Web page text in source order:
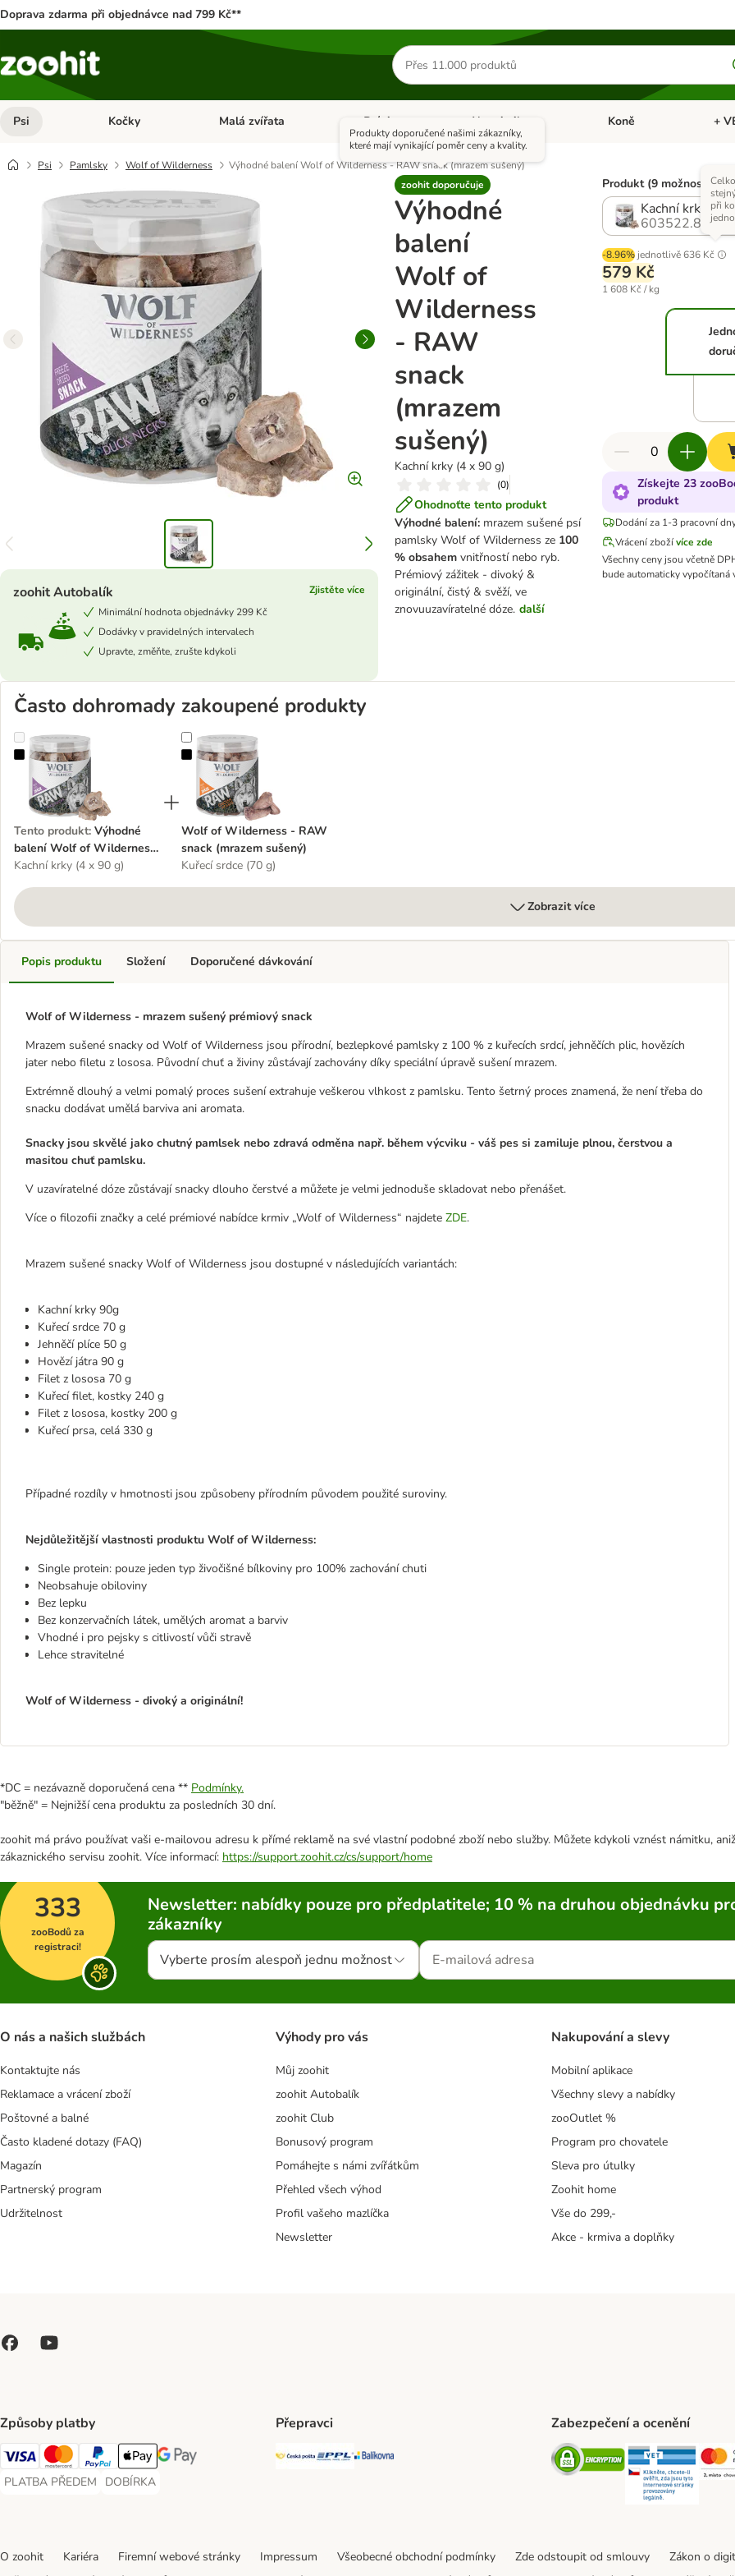
Doprava zdarma při objednávce nad 799 Kč**
Hledat
produkty
Psi Otevřít menu: Psi
Kočky Otevřít menu: Kočky
Malá zvířata Otevřít menu: Malá zvířata
Ptáci Otevřít menu: Ptáci
Akvaristika Otevřít menu: Akvaristika
Koně +
Psi Pamlsky Wolf of Wilderness
Výhodné balení Wolf of Wilderness - RAW snack (mrazem sušený)
zoohit doporučuje
Produkty doporučené našimi zákazníky,
které mají vynikající poměr ceny a kvality.
Výhodné
balení
Wolf of
Wilderness
- RAW
snack
(mrazem
sušený)
Kachní krky (4 x 90 g)
(0)
Ohodnoťte tento produkt
Výhodné balení:mrazem sušené psí
pamlsky Wolf of Wilderness ze 100
% obsahemvnitřností nebo ryb.
Prémiový zážitek - divoký &
originální, čistý & svěží, ve
znovuuzavíratelné dóze. další
zoohit Autobalík
Zjistěte více
Minimální hodnota objednávky 299 Kč
Dodávky v pravidelných intervalech
Upravte, změňte, zrušte kdykoli
Produkt (9 možností)
Kachní krky (4 x
603522.8
-8.96% jednotlivě 636 Kč
při
579 Kč
1 608 Kč / kg
Získejte 23
produkt
Dodání za 1-3 pracovní
Vrácení zbožívíce zde
Všechny ceny jsou včetně
bude automaticky vypočítaná
Často dohromady zakoupené produkty
Výhodné balení Wolf of Wilderness - RAW snack (mrazem sušený)
Tento produkt: Výhodné
balení Wolf of Wilderness
- RAW snack (mrazem
Kachní krky (4 x 90 g)
Wolf of Wilderness - RAW snack (mrazem sušený)
Wolf of Wilderness - RAW
snack (mrazem sušený)
Kuřecí srdce (70 g)
Zobrazit více
Popis produktu
Wolf of Wilderness - mrazem sušený prémiový snack
Mrazem sušené snacky od Wolf of Wilderness jsou přírodní, bezlepkové pamlsky z 100 % z kuřecích srdcí, jehněčích plic, hovězích
jater nebo filetu z lososa. Původní chuť a živiny zůstávají zachovány díky speciální úpravě sušení mrazem.
Extrémně dlouhý a velmi pomalý proces sušení extrahuje veškerou vlhkost z pamlsku. Tento šetrný proces znamená, že není třeba do
snacku dodávat umělá barviva ani aromata.
Snacky jsou skvělé jako chutný pamlsek nebo zdravá odměna např. během výcviku - váš pes si zamiluje plnou, čerstvou a
masitou chuť pamlsku.
V uzavíratelné dóze zůstávají snacky dlouho čerstvé a můžete je velmi jednoduše skladovat nebo přenášet.
Více o filozofii značky a celé prémiové nabídce krmiv „Wolf of Wilderness“ najdete ZDE.
Mrazem sušené snacky Wolf of Wilderness jsou dostupné v následujících variantách:
Kachní krky 90g
Kuřecí srdce 70 g
Jehněčí plíce 50 g
Hovězí játra 90 g
Filet z lososa 70 g
Kuřecí filet, kostky 240 g
Filet z lososa, kostky 200 g
Kuřecí prsa, celá 330 g
Případné rozdíly v hmotnosti jsou způsobeny přírodním původem použité suroviny.
Nejdůležitější vlastnosti produktu Wolf of Wilderness:
Single protein: pouze jeden typ živočišné bílkoviny pro 100% zachování chuti
Neobsahuje obiloviny
Bez lepku
Bez konzervačních látek, umělých aromat a barviv
Vhodné i pro pejsky s citlivostí vůči stravě
Lehce stravitelné
Wolf of Wilderness - divoký a originální!
Složení Doporučené dávkování
*DC = nezávazně doporučená cena ** Podmínky.
"běžně" = Nejnižší cena produktu za posledních 30 dní.
zoohit má právo používat vaši e-mailovou adresu k přímé reklamě na své vlastní podobné zboží nebo služby. Můžete kdykoli vznést námitku,
zákaznického servisu zoohit. Více informací: https://support.zoohit.cz/cs/support/home
333
zooBodů za
registraci!
Newsletter: nabídky pouze pro předplatitele; 10 % na druhou objednávku
zákazníky
Vyberte prosím alespoň jednu možnost
O nás a našich službách
Kontaktujte nás
Reklamace a vrácení zboží
Poštovné a balné
Často kladené dotazy (FAQ)
Magazín
Partnerský program
Udržitelnost
Výhody pro vás
Můj zoohit
zoohit Autobalík
zoohit Club
Bonusový program
Pomáhejte s námi zvířátkům
Přehled všech výhod
Profil vašeho mazlíčka
Newsletter
Nakupování a slevy
Mobilní aplikace
Všechny slevy a nabídky
zooOutlet %
Program pro chovatele
Sleva pro útulky
Zoohit home
Vše do 299,-
Akce - krmiva a doplňky
Způsoby platby
Visa Payment Method
Mastercard Payment Method
PayPal Payment Method
Apple pay Payment Method
GooglePay Payment Method
PLATBA PŘEDEM
PLATBA PŘEDEM Payment Method
DOBÍRKA
DOBÍRKA Payment Method
Přepravci
Česká pošta Shipping Method
PPL Shipping Method
Balíkovna Shipping Method
Zabezpečení a ocenění
Security
O zoohit Kariéra Firemní webové stránky Impressum Všeobecné obchodní podmínky Zde odstoupit od smlouvy Zákon o